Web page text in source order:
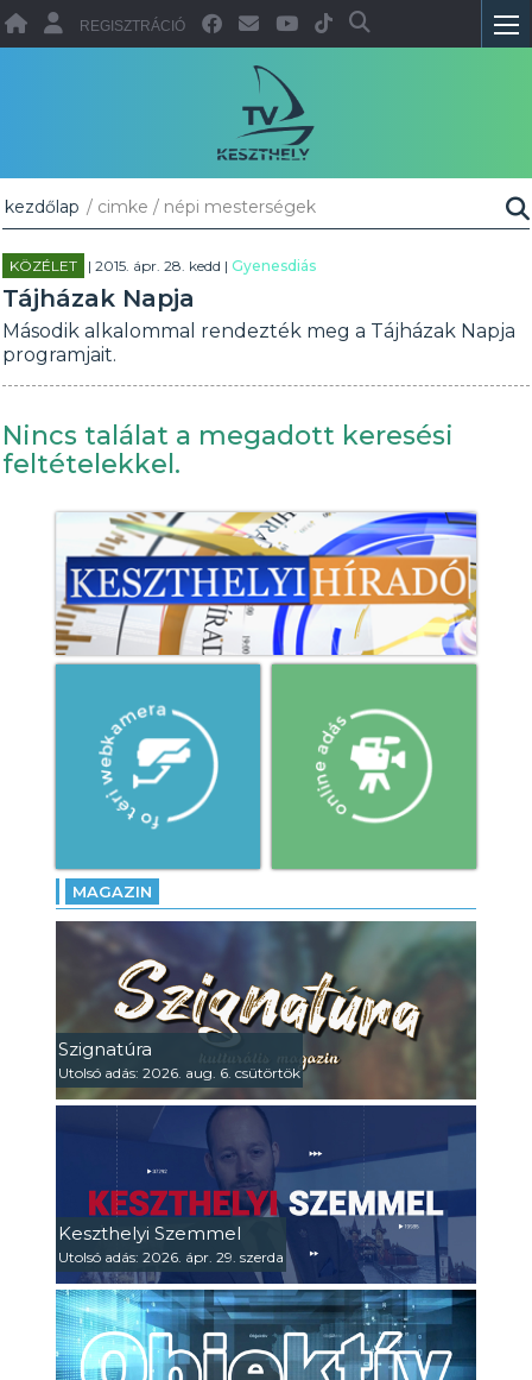
REGISZTRÁCIÓ
kezdőlap / cimke / népi mesterségek
KÖZÉLET | 2015. ápr. 28. kedd |Gyenesdiás
Tájházak Napja
Második alkalommal rendezték meg a Tájházak Napja
programjait.
Nincs találat a megadott keresési
feltételekkel.
MAGAZIN
Szignatúra
Utolsó adás: 2026. aug. 6. csütörtök
Keszthelyi Szemmel
Utolsó adás: 2026. ápr. 29. szerda